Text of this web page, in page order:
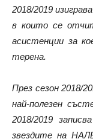
2018/2019
в които се
асистенции за
терена.
През сезон 2018/
най-полезен
2018/2019
звездите на